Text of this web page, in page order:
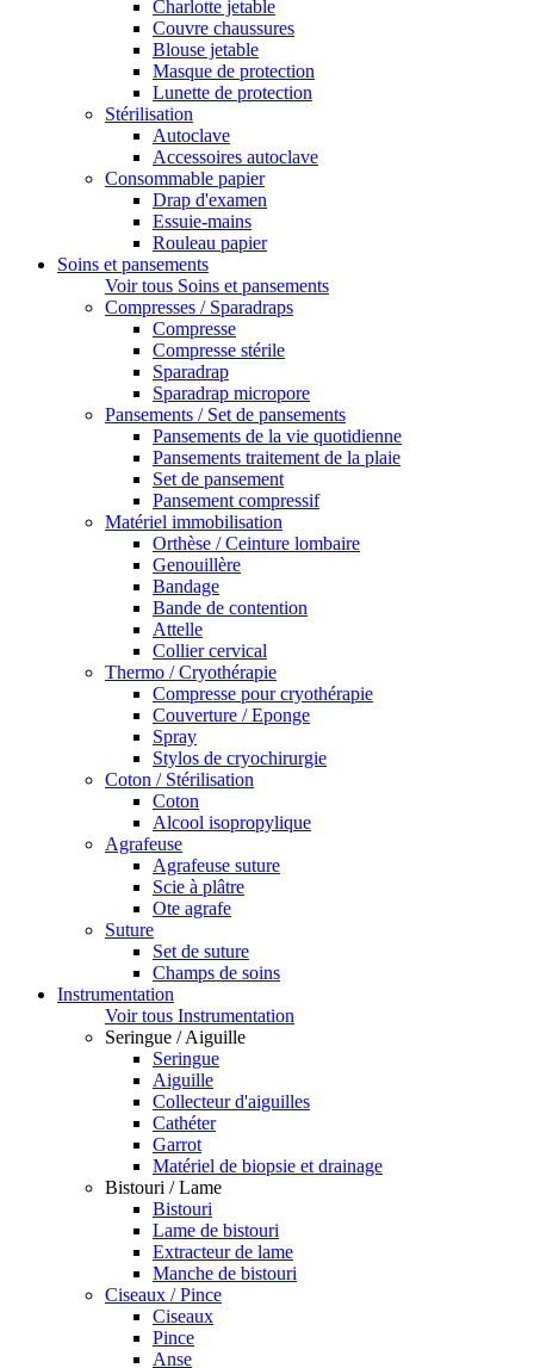
Charlotte jetable
Couvre chaussures
Blouse jetable
Masque de protection
Lunette de protection
Stérilisation
Autoclave
Accessoires autoclave
Consommable papier
Drap d'examen
Essuie-mains
Rouleau papier
Soins et pansements
Voir tous Soins et pansements
Compresses / Sparadraps
Compresse
Compresse stérile
Sparadrap
Sparadrap micropore
Pansements / Set de pansements
Pansements de la vie quotidienne
Pansements traitement de la plaie
Set de pansement
Pansement compressif
Matériel immobilisation
Orthèse / Ceinture lombaire
Genouillère
Bandage
Bande de contention
Attelle
Collier cervical
Thermo / Cryothérapie
Compresse pour cryothérapie
Couverture / Eponge
Spray
Stylos de cryochirurgie
Coton / Stérilisation
Coton
Alcool isopropylique
Agrafeuse
Agrafeuse suture
Scie à plâtre
Ote agrafe
Suture
Set de suture
Champs de soins
Instrumentation
Voir tous Instrumentation
Seringue / Aiguille
Seringue
Aiguille
Collecteur d'aiguilles
Cathéter
Garrot
Matériel de biopsie et drainage
Bistouri / Lame
Bistouri
Lame de bistouri
Extracteur de lame
Manche de bistouri
Ciseaux / Pince
Ciseaux
Pince
Anse